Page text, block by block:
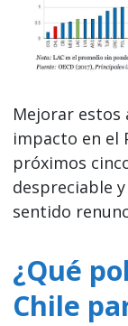
Mejorar estos
impacto en el
próximos
despreciable
sentido
¿Qué
Chile